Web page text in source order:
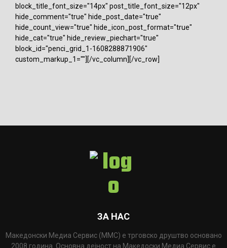
block_title_font_size="14px" post_title_font_size="12px"
hide_comment="true" hide_post_date="true"
hide_count_view="true" hide_icon_post_format="true"
hide_cat="true" hide_review_piechart="true"
block_id="penci_grid_1-1608288871906"
custom_markup_1=""][/vc_column][/vc_row]
ЗА НАС
Македонски Медиа Сервис (ММС) е трговско друштво основано
2008 година. Основна дејност на Македоски Медиа Сервис е